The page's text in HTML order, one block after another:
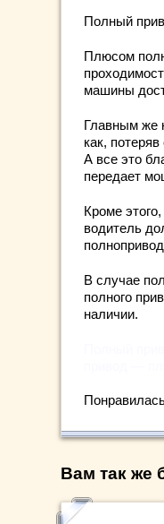
Полный
Плюсом
машины
Главным же
как,
А все это
передает
Кроме
водитель
В случае
полного
наличии.
Вам так же